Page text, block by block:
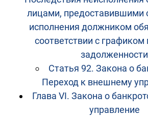
лицами, предоставившими
исполнения должником
соответствии с
задолженности
Статья 92. Закона о
Переход к внешнему
Глава VI. Закона о
управление